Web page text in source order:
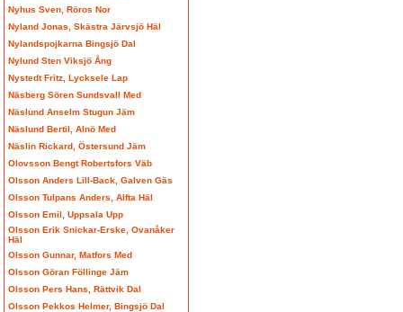
Nyhus Sven, Röros Nor
Nyland Jonas, Skästra Järvsjö Häl
Nylandspojkarna Bingsjö Dal
Nylund Sten Viksjö Ång
Nystedt Fritz, Lycksele Lap
Näsberg Sören Sundsvall Med
Näslund Anselm Stugun Jäm
Näslund Bertil, Alnö Med
Näslin Rickard, Östersund Jäm
Olovsson Bengt Robertsfors Väb
Olsson Anders Lill-Back, Galven Gäs
Olsson Tulpans Anders, Alfta Häl
Olsson Emil, Uppsala Upp
Olsson Erik Snickar-Erske, Ovanåker
Häl
Olsson Gunnar, Matfors Med
Olsson Göran Föllinge Jäm
Olsson Pers Hans, Rättvik Dal
Olsson Pekkos Helmer, Bingsjö Dal